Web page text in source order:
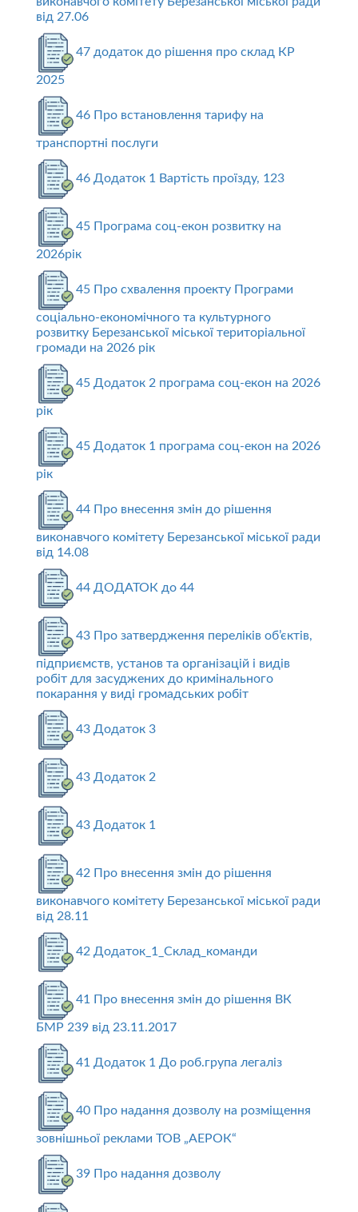
від 27.06
47 додаток до рішення про склад КР
2025
46 Про встановлення тарифу на
транспортні послуги
46 Додаток 1 Вартість проїзду, 123
45 Програма соц-екон розвитку на
2026рік
45 Про схвалення проекту Програми
соціально-економічного та культурного
розвитку Березанської міської територіальної
громади на 2026 рік
45 Додаток 2 програма соц-екон на 2026
рік
45 Додаток 1 програма соц-екон на 2026
рік
44 Про внесення змін до рішення
виконавчого комітету Березанської міської ради
від 14.08
44 ДОДАТОК до 44
43 Про затвердження переліків об’єктів,
підприємств, установ та організацій і видів
робіт для засуджених до кримінального
покарання у виді громадських робіт
43 Додаток 3
43 Додаток 2
43 Додаток 1
42 Про внесення змін до рішення
виконавчого комітету Березанської міської ради
від 28.11
42 Додаток_1_Склад_команди
41 Про внесення змін до рішення ВК
БМР 239 від 23.11.2017
41 Додаток 1 До роб.група легаліз
40 Про надання дозволу на розміщення
зовнішньої реклами ТОВ „АЕРОК“
39 Про надання дозволу